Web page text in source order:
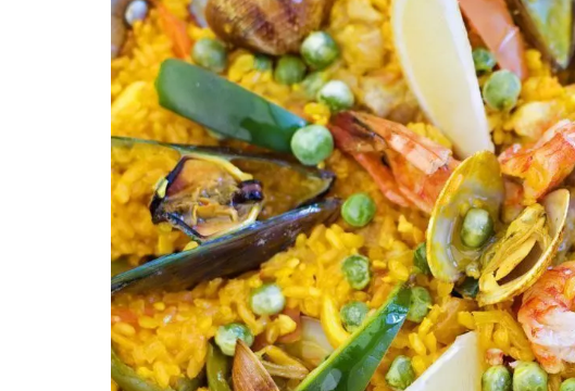
destinazioni